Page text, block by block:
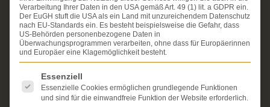
Seit über 25 Jahren vertreten wir als Fachanwälte
ausschließlich Geschädigte bei schweren
Personenschäden. Wir verfügen über ausgewiesene
Erfahrung im Arzthaftungsrecht, bei Unfallfolgen und
bei der Durchsetzung von Schmerzensgeld- und
Schadensersatzansprüchen.
im Mittelpunkt.
Mehr erfahren:
Verarbeitung Ihrer Daten in den USA gemäß Art. 49 (1) lit. a GDPR ein.
Der EuGH stuft die USA als ein Land mit unzureichendem Datenschutz
nach EU-Standards ein. Es besteht beispielsweise die Gefahr, dass
US-Behörden personenbezogene Daten in
Überwachungsprogrammen verarbeiten, ohne dass für Europäerinnen
und Europäer eine Klagemöglichkeit besteht.
Es folgt eine Liste der Service-Gruppen, für die eine
Essenziell
Essenzielle Cookies ermöglichen grundlegende Funktionen
und sind für die einwandfreie Funktion der Website erforderlich.